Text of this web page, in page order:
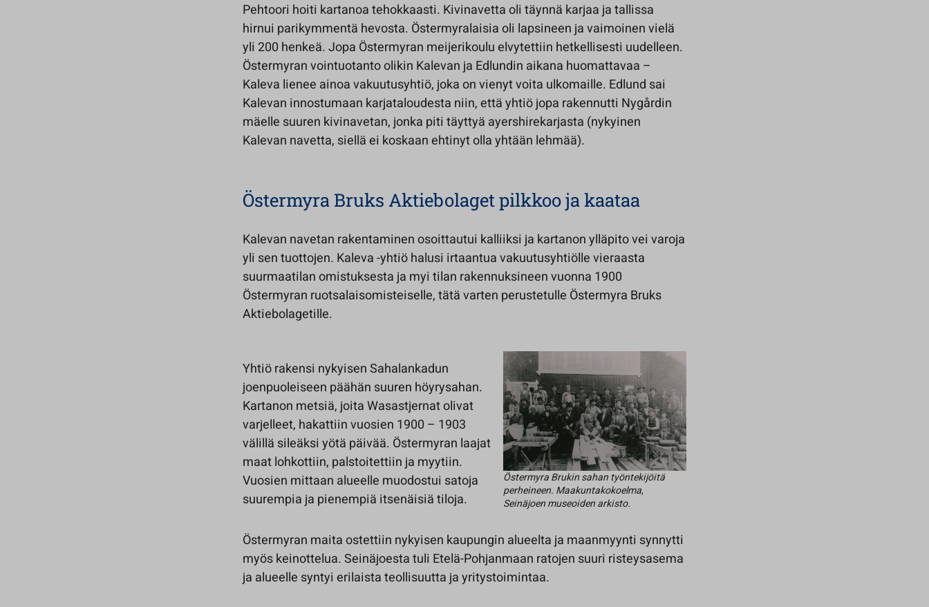
Pehtoori hoiti kartanoa tehokkaasti. Kivinavetta oli täynnä karjaa ja tallissa
hirnui parikymmentä hevosta. Östermyralaisia oli lapsineen ja vaimoinen vielä
yli 200 henkeä. Jopa Östermyran meijerikoulu elvytettiin hetkellisesti uudelleen.
Östermyran vointuotanto olikin Kalevan ja Edlundin aikana huomattavaa –
Kaleva lienee ainoa vakuutusyhtiö, joka on vienyt voita ulkomaille. Edlund sai
Kalevan innostumaan karjataloudesta niin, että yhtiö jopa rakennutti Nygårdin
mäelle suuren kivinavetan, jonka piti täyttyä ayershirekarjasta (nykyinen
Kalevan navetta, siellä ei koskaan ehtinyt olla yhtään lehmää).
Östermyra Bruks Aktiebolaget pilkkoo ja kaataa
Kalevan navetan rakentaminen osoittautui kalliiksi ja kartanon ylläpito vei varoja
yli sen tuottojen. Kaleva -yhtiö halusi irtaantua vakuutusyhtiölle vieraasta
suurmaatilan omistuksesta ja myi tilan rakennuksineen vuonna 1900
Östermyran ruotsalaisomisteiselle, tätä varten perustetulle Östermyra Bruks
Aktiebolagetille.
Östermyra Brukin sahan työntekijöitä
perheineen. Maakuntakokoelma,
Seinäjoen museoiden arkisto.
Yhtiö rakensi nykyisen Sahalankadun
joenpuoleiseen päähän suuren höyrysahan.
Kartanon metsiä, joita Wasastjernat olivat
varjelleet, hakattiin vuosien 1900 – 1903
välillä sileäksi yötä päivää. Östermyran laajat
maat lohkottiin, palstoitettiin ja myytiin.
Vuosien mittaan alueelle muodostui satoja
suurempia ja pienempiä itsenäisiä tiloja.
Östermyran maita ostettiin nykyisen kaupungin alueelta ja maanmyynti synnytti
myös keinottelua. Seinäjoesta tuli Etelä-Pohjanmaan ratojen suuri risteysasema
ja alueelle syntyi erilaista teollisuutta ja yritystoimintaa.